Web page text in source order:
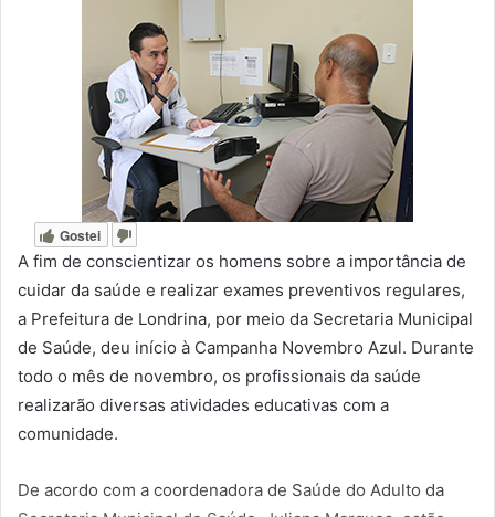
Gostei
A fim de conscientizar os homens sobre a importância de
cuidar da saúde e realizar exames preventivos regulares,
a Prefeitura de Londrina, por meio da Secretaria Municipal
de Saúde, deu início à Campanha Novembro Azul. Durante
todo o mês de novembro, os profissionais da saúde
realizarão diversas atividades educativas com a
comunidade.
De acordo com a coordenadora de Saúde do Adulto da